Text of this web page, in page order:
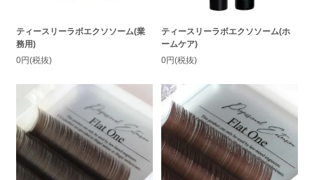
ティースリーラボエクソソーム(業
務用)
0円(税抜)
ティースリーラボエクソソーム(ホ
ームケア)
0円(税抜)